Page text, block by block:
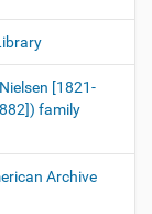
[1821-
family
Archive